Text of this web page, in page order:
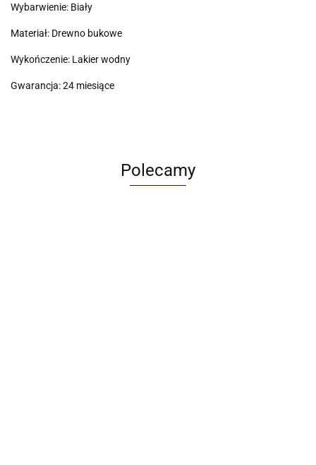
Wybarwienie: Biały
Materiał: Drewno bukowe
Wykończenie: Lakier wodny
Gwarancja: 24 miesiące
Polecamy